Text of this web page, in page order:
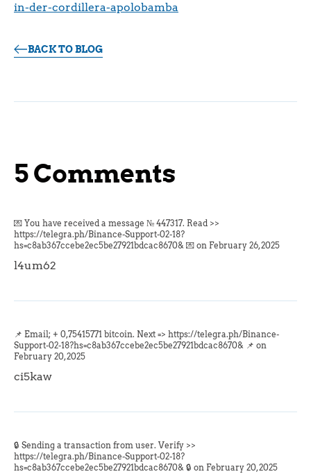
in-der-cordillera-apolobamba
BACK TO BLOG
5 Comments
l4um62
💌 You have received a message № 447317. Read >>
https://telegra.ph/Binance-Support-02-18?
hs=c8ab367ccebe2ec5be27921bdcac8670& 💌 on February 26, 2025
ci5kaw
📌 Email; + 0,75415771 bitcoin. Next => https://telegra.ph/Binance-
Support-02-18?hs=c8ab367ccebe2ec5be27921bdcac8670& 📌 on
February 20, 2025
🔒 Sending a transaction from user. Verify >>
https://telegra.ph/Binance-Support-02-18?
hs=c8ab367ccebe2ec5be27921bdcac8670& 🔒 on February 20, 2025